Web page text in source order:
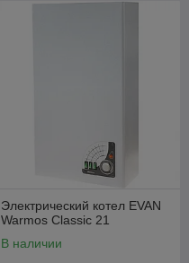
Электрический котел EVAN
Warmos Classic 21
В наличии